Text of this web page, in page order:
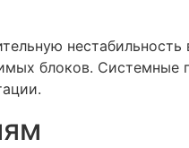
блоков. Системные